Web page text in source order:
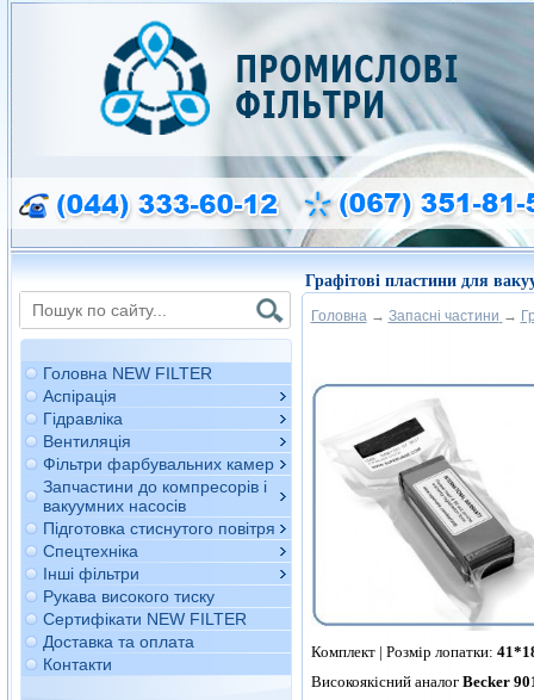
Головна NEW FILTER
Аспірація
Гідравліка
Вентиляція
Фільтри фарбувальних камер
Запчастини до компресорів і
вакуумних насосів
Підготовка стиснутого повітря
Спецтехніка
Інші фільтри
Рукава високого тиску
Сертифікати NEW FILTER
Доставка та оплата
Контакти
Графітові пластини для
Головна → Запасні частини →
Комплект | Розмір лопатки:
Високоякісний аналог Becker